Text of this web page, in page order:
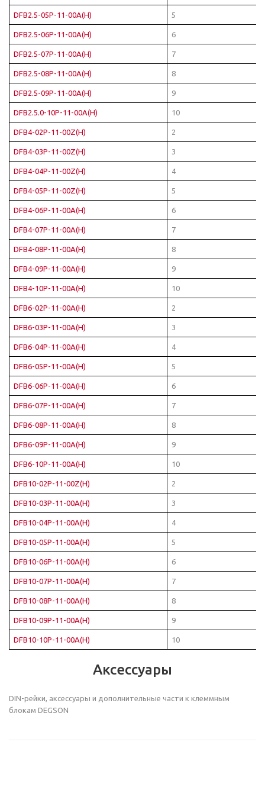
DFB2.5-05P-11-00A(H) 5
DFB2.5-06P-11-00A(H) 6
DFB2.5-07P-11-00A(H) 7
DFB2.5-08P-11-00A(H) 8
DFB2.5-09P-11-00A(H) 9
DFB2.5.0-10P-11-00A(H) 10
DFB4-02P-11-00Z(H) 2
DFB4-03P-11-00Z(H) 3
DFB4-04P-11-00Z(H) 4
DFB4-05P-11-00Z(H) 5
DFB4-06P-11-00A(H) 6
DFB4-07P-11-00A(H) 7
DFB4-08P-11-00A(H) 8
DFB4-09P-11-00A(H) 9
DFB4-10P-11-00A(H) 10
DFB6-02P-11-00A(H) 2
DFB6-03P-11-00A(H) 3
DFB6-04P-11-00A(H) 4
DFB6-05P-11-00A(H) 5
DFB6-06P-11-00A(H) 6
DFB6-07P-11-00A(H) 7
DFB6-08P-11-00A(H) 8
DFB6-09P-11-00A(H) 9
DFB6-10P-11-00A(H) 10
DFB10-02P-11-00Z(H) 2
DFB10-03P-11-00A(H) 3
DFB10-04P-11-00A(H) 4
DFB10-05P-11-00A(H) 5
DFB10-06P-11-00A(H) 6
DFB10-07P-11-00A(H) 7
DFB10-08P-11-00A(H) 8
DFB10-09P-11-00A(H) 9
DFB10-10P-11-00A(H) 10
Аксессуары
DIN-рейки, аксессуары и дополнительные части к клеммным
блокам DEGSON